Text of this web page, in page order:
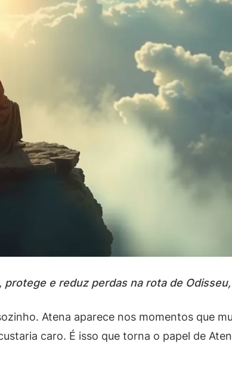
protege e reduz perdas na rota de
Atena aparece nos momentos que
caro. É isso que torna o papel de